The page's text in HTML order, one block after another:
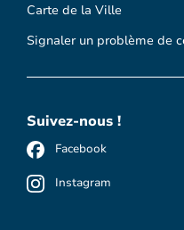
Carte de la Ville
Signaler un problème de
Suivez-nous !
Facebook
Instagram